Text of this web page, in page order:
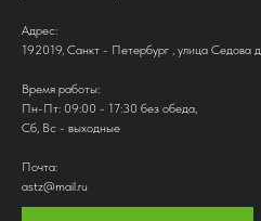
Адрес:
192019, Санкт - Петербург , улица Седова
Время работы:
Пн-Пт: 09:00 - 17:30 без обеда,
Сб, Вс - выходные
Почта:
astz@mail.ru